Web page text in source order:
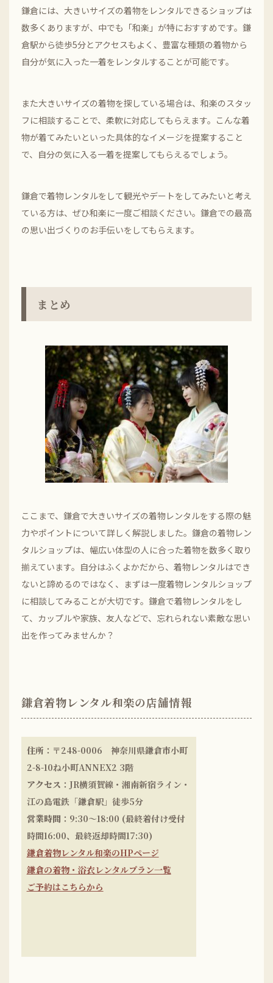
鎌倉には、大きいサイズの着物をレンタルできるショップは
数多くありますが、中でも「和楽」が特におすすめです。鎌
倉駅から徒歩5分とアクセスもよく、豊富な種類の着物から
自分が気に入った一着をレンタルすることが可能です。
また大きいサイズの着物を探している場合は、和楽のスタッ
フに相談することで、柔軟に対応してもらえます。こんな着
物が着てみたいといった具体的なイメージを提案すること
で、自分の気に入る一着を提案してもらえるでしょう。
鎌倉で着物レンタルをして観光やデートをしてみたいと考え
ている方は、ぜひ和楽に一度ご相談ください。鎌倉での最高
の思い出づくりのお手伝いをしてもらえます。
まとめ
ここまで、鎌倉で大きいサイズの着物レンタルをする際の魅
力やポイントについて詳しく解説しました。鎌倉の着物レン
タルショップは、幅広い体型の人に合った着物を数多く取り
揃えています。自分はふくよかだから、着物レンタルはでき
ないと諦めるのではなく、まずは一度着物レンタルショップ
に相談してみることが大切です。鎌倉で着物レンタルをし
て、カップルや家族、友人などで、忘れられない素敵な思い
出を作ってみませんか？
鎌倉着物レンタル和楽の店舗情報
住所 ：〒248-0006 神奈川県鎌倉市小町
2-8-10ね小町ANNEX2 3階
アクセス ：JR横須賀線・湘南新宿ライン・
江の島電鉄「鎌倉駅」徒歩5分
営業時間：9:30～18:00 (最終着付け受付
時間16:00、最終返却時間17:30)
鎌倉着物レンタル和楽のHPページ
鎌倉の着物・浴衣レンタルプラン一覧
ご予約はこちらから